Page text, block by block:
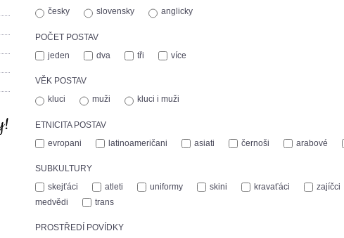
česky
slovensky anglicky
POČET POSTAV
jeden
dva tři více
VĚK POSTAV
kluci
muži kluci i muži
ETNICITA POSTAV
evropani
latinoameričani asiati černoši arabové
SUBKULTURY
skejťáci
atleti uniformy skini kravaťáci zajíčci
medvědi
trans
PROSTŘEDÍ POVÍDKY